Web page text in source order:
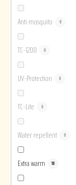
Anti mosquito 0
TC-1200 0
UV-Protection 0
TC-Lite 0
Water repellent 0
Extra warm 10